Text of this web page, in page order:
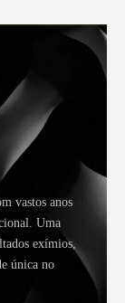
vastos anos
Uma
exímios,
única no